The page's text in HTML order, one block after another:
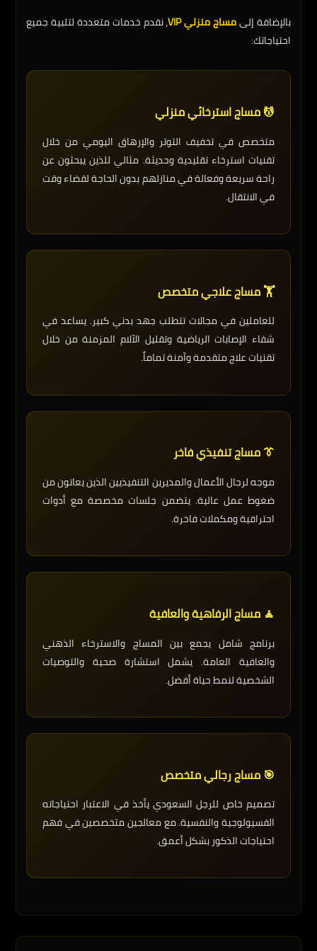
بالإضافة إلىمساج منزلي VIP
، نقدم خدمات متعددة لتلبية جميع
احتياجاتك:
💆 مساج استرخائي منزلي
متخصص في تخفيف التوتر والإرهاق اليومي من خلال
تقنيات استرخاء تقليدية وحديثة. مثالي للذين يبحثون عن
راحة سريعة وفعالة في منازلهم بدون الحاجة لقضاء وقت
في الانتقال.
🏋️ مساج علاجي متخصص
للعاملين في مجالات تتطلب جهد بدني كبير. يساعد في
شفاء الإصابات الرياضية وتقليل الآلام المزمنة من خلال
تقنيات علاج متقدمة وآمنة تماماً.
👔 مساج تنفيذي فاخر
موجه لرجال الأعمال والمديرين التنفيذيين الذين يعانون من
ضغوط عمل عالية. يتضمن جلسات مخصصة مع أدوات
احترافية ومكملات فاخرة.
🧘 مساج الرفاهية والعافية
برنامج شامل يجمع بين المساج والاسترخاء الذهني
والعافية العامة. يشمل استشارة صحية والتوصيات
الشخصية لنمط حياة أفضل.
🎯 مساج رجالي متخصص
تصميم خاص للرجل السعودي يأخذ في الاعتبار احتياجاته
الفسيولوجية والنفسية. مع معالجين متخصصين في فهم
احتياجات الذكور بشكل أعمق.